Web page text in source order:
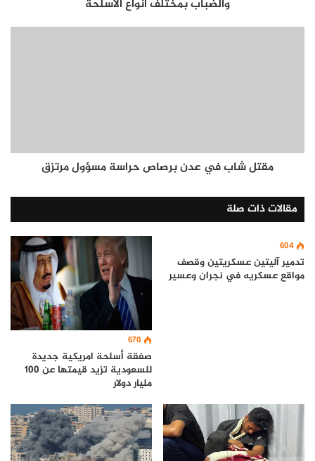
والضباب بمختلف أنواع الأسلحة
مقتل شاب في عدن برصاص حراسة مسؤول مرتزق
مقالات ذات صلة
604
تدمير آليتين عسكريتين وقصف
مواقع عسكريه في نجران وعسير
670
صفقة أسلحة امريكية جديدة
للسعودية تزيد قيمتها عن 100
مليار دولار